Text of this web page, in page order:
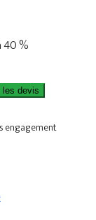
40 %
les devis
engagement